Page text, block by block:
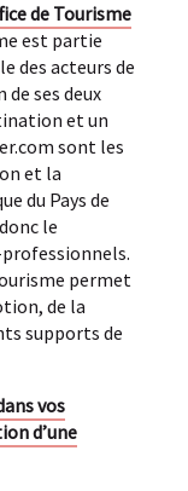
de Tourisme
est partie
des acteurs de
ses deux
et un
sont les
et la
du Pays de
le
permet
de la
supports de
vos
d’une